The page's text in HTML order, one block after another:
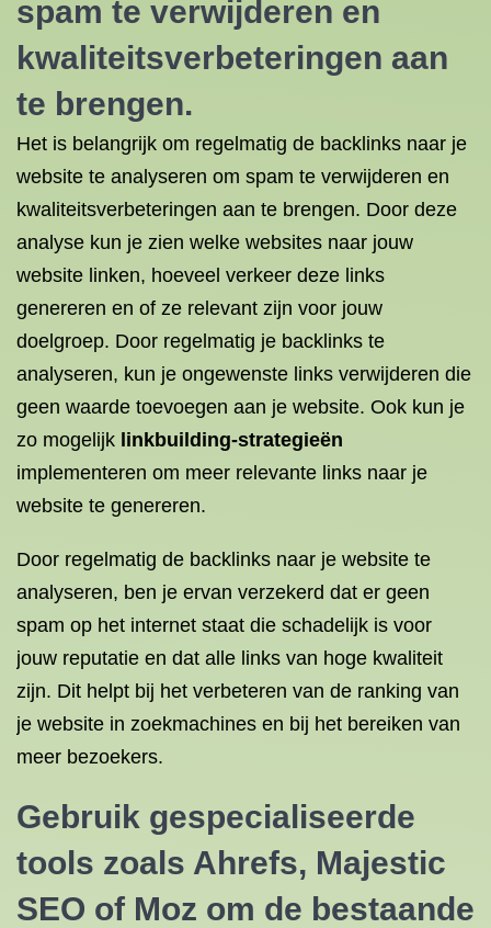
spam te verwijderen en
kwaliteitsverbeteringen aan
te brengen.
Het is belangrijk om regelmatig de backlinks naar je
website te analyseren om spam te verwijderen en
kwaliteitsverbeteringen aan te brengen. Door deze
analyse kun je zien welke websites naar jouw
website linken, hoeveel verkeer deze links
genereren en of ze relevant zijn voor jouw
doelgroep. Door regelmatig je backlinks te
analyseren, kun je ongewenste links verwijderen die
geen waarde toevoegen aan je website. Ook kun je
zo mogelijk linkbuilding-strategieën
implementeren om meer relevante links naar je
website te genereren.
Door regelmatig de backlinks naar je website te
analyseren, ben je ervan verzekerd dat er geen
spam op het internet staat die schadelijk is voor
jouw reputatie en dat alle links van hoge kwaliteit
zijn. Dit helpt bij het verbeteren van de ranking van
je website in zoekmachines en bij het bereiken van
meer bezoekers.
Gebruik gespecialiseerde
tools zoals Ahrefs, Majestic
SEO of Moz om de bestaande